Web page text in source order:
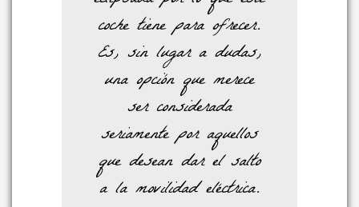
coche tiene para ofrecer.
Es, sin lugar a dudas,
una opción que merece
ser considerada
seriamente por aquellos
que desean dar el salto
a la movilidad eléctrica.